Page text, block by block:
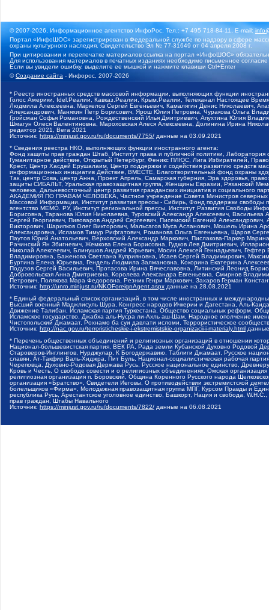
© 2007-2026, Информационное агентство ИнфоРос. Тел.: +7 495 718-84-11, E-mail:
Портал «ИнфоШОС» зарегистрирован в Федеральной службе по надзору в сфере
охраны культурного наследия. Свидетельство Эл № 77-31649 от 04 апреля 2008 г.
При цитировании и перепечатке материалов ссылка на портал «ИнфоШОС»
Для использования материалов в печатных изданиях необходимо письменное
Если вы увидели ошибку, выделите ее мышкой и нажмите клавиши Ctrl+Enter
©Создание сайта - Инфорос, 2007-2026
* Реестр иностранных средств массовой информации, выполняющих функции
Голос Америки, Idel.Реалии, Кавказ.Реалии, Крым.Реалии, Телеканал Настоящее
Людмила Алексеевна, Маркелов Сергей Евгеньевич, Камалягин Денис Николаевич,
Александрович, Маняхин Петр Борисович, Ярош Юлия Петровна, Чуракова Ольга
Гройсман Софья Романовна, Рождественский Илья Дмитриевич, Апухтина Юлия
Шмагун Олеся Валентиновна, Мароховская Алеся Алексеевна, Долинина Ирина
редактор 2021, Вега 2021
Источник: https://minjust.gov.ru/ru/documents/7755/ данные на 03.09.2021
* Сведения реестра НКО, выполняющих функции иностранного агента:
Фонд защиты прав граждан Штаб, Институт права и публичной политики,
Гуманитарное действие, Открытый Петербург, Феникс ПЛЮС, Лига Избирателей,
Крест, Центр Хасдей Ерушалаим, Центр поддержки и содействия развитию средств
информационных инициатив Действие, ВМЕСТЕ, Благотворительный фонд охраны
Так, центр Сова, центр Анна, Проект Апрель, Самарская губерния, Эра здоровья,
защиты СИБАЛЬТ, Уральская правозащитная группа, Женщины Евразии, Рязанский
человека, Дальневосточный центр развития гражданских инициатив и социального
АКАДЕМИЯ ПО ПРАВАМ ЧЕЛОВЕКА, Частное учреждение Совета Министров северных
Массовой Информации, Институт развития прессы - Сибирь, Фонд поддержки
агентство МЕМО. РУ, Институт региональной прессы, Институт Развития Свободы
Борисовна, Таранова Юлия Николаевна, Туровский Александр Алексеевич,
Сергей Георгиевич, Пивоваров Андрей Сергеевич, Писемский Евгений
Викторович, Шарипков Олег Викторович, Мальсагов Муса Асланович, Мошель Ирина
Александровна, Исламов Тимур Рифгатович, Романова Ольга Евгеньевна, Щаров
Паутов Юрий Анатольевич, Верховский Александр Маркович, Пислакова-Паркер
Рачинский Ян Збигневич, Жемкова Елена Борисовна, Гудков Лев Дмитриевич,
Николай Алексеевич, Блинушов Андрей Юрьевич, Мосин Алексей Геннадьевич,
Владимировна, Баженова Светлана Куприяновна, Исаев Сергей Владимирович,
Буртина Елена Юрьевна, Гендель Людмила Залмановна, Кокорина Екатерина
Подузов Сергей Васильевич, Протасова Ирина Вячеславовна, Литинский Леонид
Добровольская Анна Дмитриевна, Королева Александра Евгеньевна, Смирнов
Петрович, Полякова Мара Федоровна, Резник Генри Маркович, Захаров Герман
Источник: http://unro.minjust.ru/NKOForeignAgent.aspx данные на 28.08.2021
* Единый федеральный список организаций, в том числе иностранных и
Высший военный Маджлисуль Шура, Конгресс народов Ичкерии и Дагестана, Аль-
Движение Талибан, Исламская партия Туркестана, Общество социальных реформ,
Исламское государство, Джабха аль-Нусра ли-Ахль аш-Шам, Народное ополчение
Чистопольский Джамаат, Рохнамо ба суи давлати исломи, Террористическое
Источник: http://nac.gov.ru/terroristicheskie-i-ekstremistskie-organizacii-i-materialy.html
* Перечень общественных объединений и религиозных организаций в отношении
Национал-большевистская партия, ВЕК РА, Рада земли Кубанской Духовно Родовой
Староверов-Инглингов, Нурджулар, К Богодержавию, Таблиги Джамаат, Русское
славян, Ат-Такфир Валь-Хиджра, Пит Буль, Национал-социалистическая рабочая
Череповца, Духовно-Родовая Держава Русь, Русское национальное единство,
Кровь и Честь, О свободе совести и о религиозных объединениях, Омская
религиозная организация п. Боровский, Община Коренного Русского народа
организация «Братство», Свидетели Иеговы, О противодействии экстремистской
болельщиков «Фирма», Молодежная правозащитная группа МПГ, Курсом Правды и
республика Русь, Арестантское уголовное единство, Башкорт, Нация и свобода,
прав граждан, Штабы Навального
Источник: https://minjust.gov.ru/ru/documents/7822/ данные на 06.08.2021